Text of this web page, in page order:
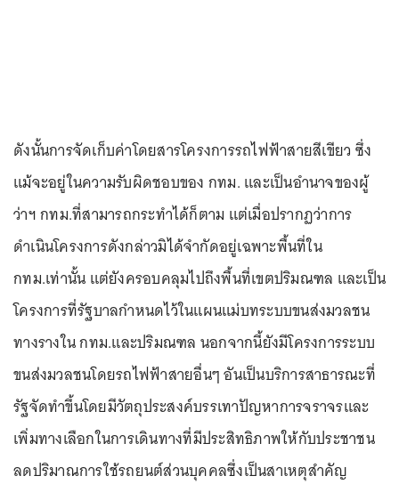
ดังนั้นการจัดเก็บค่าโดยสารโครงการรถไฟฟ้าสายสีเขียว ซึ่ง
แม้จะอยู่ในความรับผิดชอบของ กทม. และเป็นอำนาจของผู้
ว่าฯ กทม.ที่สามารถกระทำได้ก็ตาม แต่เมื่อปรากฏว่าการ
ดำเนินโครงการดังกล่าวมิได้จำกัดอยู่เฉพาะพื้นที่ใน
กทม.เท่านั้น แต่ยังครอบคลุมไปถึงพื้นที่เขตปริมณฑล และเป็น
โครงการที่รัฐบาลกำหนดไว้ในแผนแม่บทระบบขนส่งมวลชน
ทางรางใน กทม.และปริมณฑล นอกจากนี้ยังมีโครงการระบบ
ขนส่งมวลชนโดยรถไฟฟ้าสายอื่นๆ อันเป็นบริการสาธารณะที่
รัฐจัดทำขึ้นโดยมีวัตถุประสงค์บรรเทาปัญหาการจราจรและ
เพิ่มทางเลือกในการเดินทางที่มีประสิทธิภาพให้กับประชาชน
ลดปริมาณการใช้รถยนต์ส่วนบุคคลซึ่งเป็นสาเหตุสำคัญ